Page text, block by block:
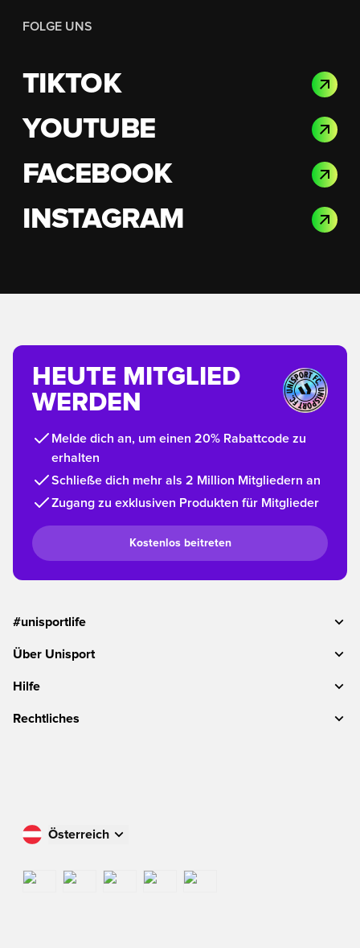
FOLGE UNS
TIKTOK
YOUTUBE
FACEBOOK
INSTAGRAM
HEUTE MITGLIED
WERDEN
Melde dich an, um einen 20% Rabattcode zu
erhalten
Schließe dich mehr als 2 Million Mitgliedern an
Zugang zu exklusiven Produkten für Mitglieder
Kostenlos beitreten
#unisportlife
Über Unisport
Hilfe
Rechtliches
Österreich